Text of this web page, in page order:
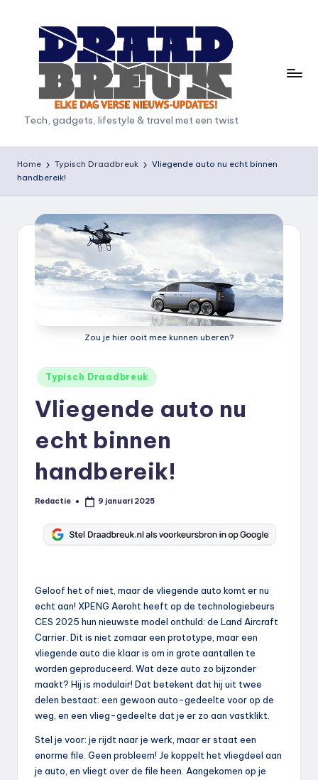
D
r
a
a
b
Tech, gadgets, lifestyle & travel met een twist
Home Typisch Draadbreuk
Vliegende auto nu echt binnen
handbereik!
Zou je hier ooit mee kunnen uberen?
Geplaatst
in
Typisch Draadbreuk
Vliegende auto nu
echt binnen
handbereik!
Geplaatst
Redactie 9 januari 2025
Geloof het of niet, maar de vliegende auto komt er nu
echt aan! XPENG Aeroht heeft op de technologiebeurs
CES 2025 hun nieuwste model onthuld: de Land Aircraft
Carrier. Dit is niet zomaar een prototype, maar een
vliegende auto die klaar is om in grote aantallen te
worden geproduceerd. Wat deze auto zo bijzonder
maakt? Hij is modulair! Dat betekent dat hij uit twee
delen bestaat: een gewoon auto-gedeelte voor op de
weg, en een vlieg-gedeelte dat je er zo aan vastklikt.
Stel je voor: je rijdt naar je werk, maar er staat een
enorme file. Geen probleem! Je koppelt het vliegdeel aan
je auto, en vliegt over de file heen. Aangekomen op je